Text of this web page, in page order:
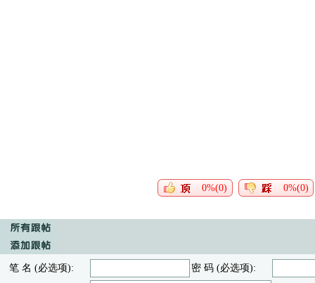
0%(0) 0%(0)
笔 名 (必选项):
密 码 (必选项):